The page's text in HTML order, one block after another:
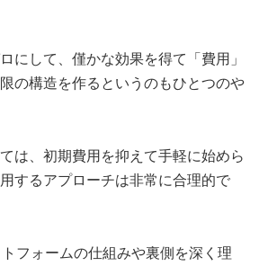
にして、僅かな効果を得て「費用」
の構造を作るというのもひとつのや
は、初期費用を抑えて手軽に始めら
するアプローチは非常に合理的で
フォームの仕組みや裏側を深く理